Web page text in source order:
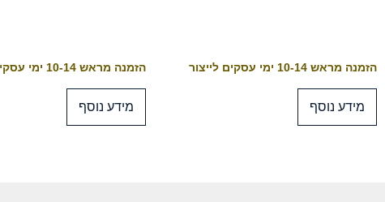
הזמנה מראש 10-14 ימי עסקים לייצור
מידע נוסף
הזמנה מראש 10-14 ימי עסקים לייצור
מידע נוסף